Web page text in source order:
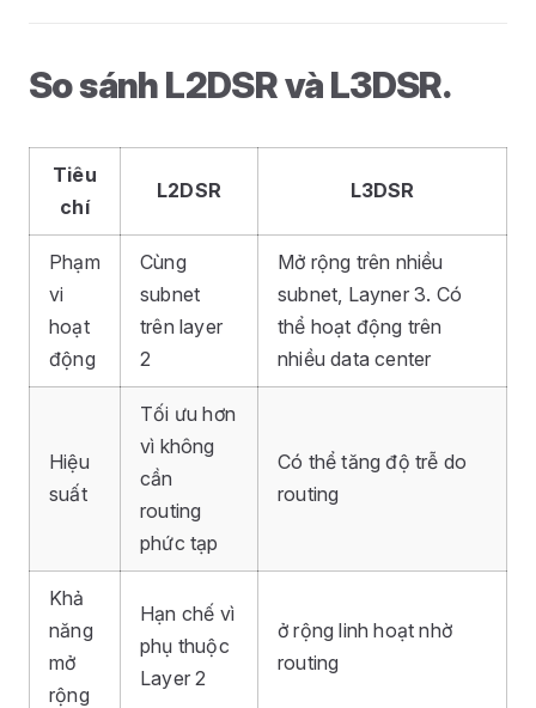
So sánh L2DSR và L3DSR.
Tiêu
chí
L2DSR L3DSR
Phạm
vi
hoạt
động
Cùng
subnet
trên layer
2
Mở rộng trên nhiều
subnet, Layner 3. Có
thể hoạt động trên
nhiều data center
Hiệu
suất
Tối ưu hơn
vì không
cần
routing
phức tạp
Có thể tăng độ trễ do
routing
Khả
năng
mở
rộng
Hạn chế vì
phụ thuộc
Layer 2
ở rộng linh hoạt nhờ
routing